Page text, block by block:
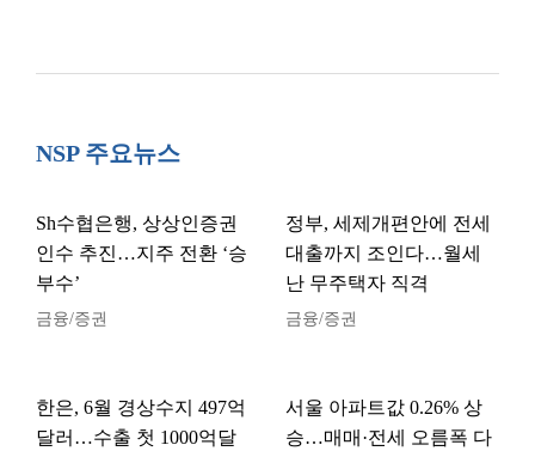
NSP 주요뉴스
Sh수협은행, 상상인증권
인수 추진…지주 전환 ‘승
부수’
금융/증권
정부, 세제개편안에 전세
대출까지 조인다…월세
난 무주택자 직격
금융/증권
한은, 6월 경상수지 497억
달러…수출 첫 1000억달
서울 아파트값 0.26% 상
승…매매·전세 오름폭 다